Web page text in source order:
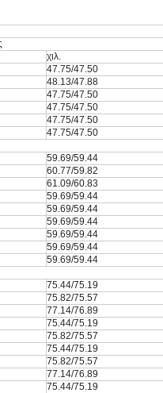
χιλ.
47.75/47.50
48.13/47.88
47.75/47.50
47.75/47.50
47.75/47.50
47.75/47.50
59.69/59.44
60.77/59.82
61.09/60.83
59.69/59.44
59.69/59.44
59.69/59.44
59.69/59.44
59.69/59.44
59.69/59.44
75.44/75.19
75.82/75.57
77.14/76.89
75.44/75.19
75.82/75.57
75.44/75.19
75.82/75.57
77.14/76.89
75.44/75.19